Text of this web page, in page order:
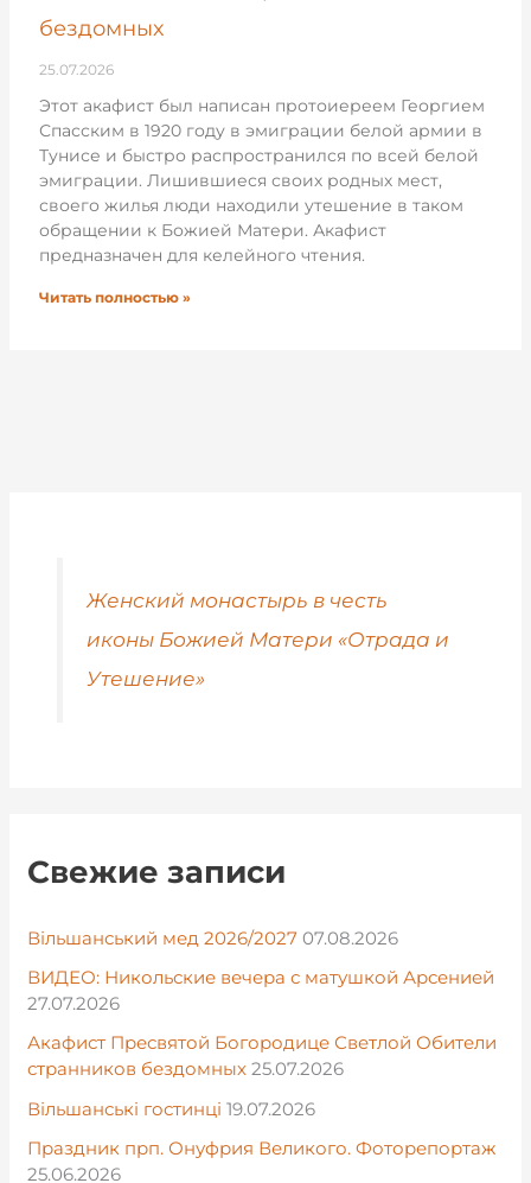
бездомных
25.07.2026
Этот акафист был написан протоиереем Георгием
Спасским в 1920 году в эмиграции белой армии в
Тунисе и быстро распространился по всей белой
эмиграции. Лишившиеся своих родных мест,
своего жилья люди находили утешение в таком
обращении к Божией Матери. Акафист
предназначен для келейного чтения.
Читать полностью »
Женский монастырь в честь
иконы Божией Матери «Отрада и
Утешение»
Свежие записи
Вільшанський мед 2026/2027 07.08.2026
ВИДЕО: Никольские вечера с матушкой Арсенией
27.07.2026
Акафист Пресвятой Богородице Светлой Обители
странников бездомных 25.07.2026
Вільшанські гостинці 19.07.2026
Праздник прп. Онуфрия Великого. Фоторепортаж
25.06.2026